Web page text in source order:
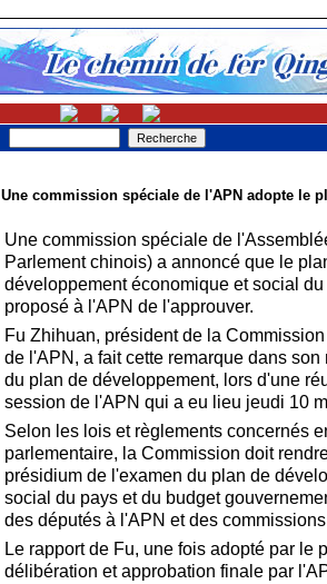
Une commission spéciale de l'APN adopte le
Une commission spéciale de
Parlement chinois) a annoncé que le
développement économique et social
proposé à l'APN de l'approuver.
Fu Zhihuan, président de la
de l'APN, a fait cette remarque dans
du plan de développement, lors d'une
session de l'APN qui a eu lieu jeudi 10
Selon les lois et règlements concernés
parlementaire, la Commission doit
présidium de l'examen du plan de
social du pays et du budget
des députés à l'APN et des
Le rapport de Fu, une fois adopté par le
délibération et approbation finale par